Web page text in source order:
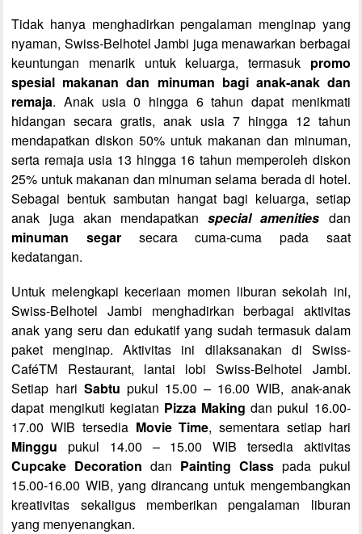
Tidak hanya menghadirkan pengalaman menginap yang
nyaman, Swiss-Belhotel Jambi juga menawarkan berbagai
keuntungan menarik untuk keluarga, termasuk promo
spesial makanan dan minuman bagi anak-anak dan
remaja. Anak usia 0 hingga 6 tahun dapat menikmati
hidangan secara gratis, anak usia 7 hingga 12 tahun
mendapatkan diskon 50% untuk makanan dan minuman,
serta remaja usia 13 hingga 16 tahun memperoleh diskon
25% untuk makanan dan minuman selama berada di hotel.
Sebagai bentuk sambutan hangat bagi keluarga, setiap
anak juga akan mendapatkanspecial amenities dan
minuman segar secara cuma-cuma pada saat
kedatangan.
Untuk melengkapi keceriaan momen liburan sekolah ini,
Swiss-Belhotel Jambi menghadirkan berbagai aktivitas
anak yang seru dan edukatif yang sudah termasuk dalam
paket menginap. Aktivitas ini dilaksanakan di Swiss-
CaféTM Restaurant, lantai lobi Swiss-Belhotel Jambi.
Setiap hari Sabtu pukul 15.00 – 16.00 WIB, anak-anak
dapat mengikuti kegiatan Pizza Making dan pukul 16.00-
17.00 WIB tersedia Movie Time, sementara setiap hari
Minggu pukul 14.00 – 15.00 WIB tersedia aktivitas
Cupcake Decoration dan Painting Class pada pukul
15.00-16.00 WIB, yang dirancang untuk mengembangkan
kreativitas sekaligus memberikan pengalaman liburan
yang menyenangkan.